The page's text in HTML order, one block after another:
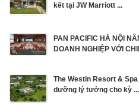
kết tại JW Marriott ...
PAN PACIFIC HÀ NỘI
DOANH NGHIỆP VỚI
The Westin Resort &
dưỡng lý tưởng cho kỳ ...